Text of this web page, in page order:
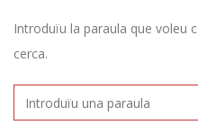
Introduïu la paraula que voleu
cerca.